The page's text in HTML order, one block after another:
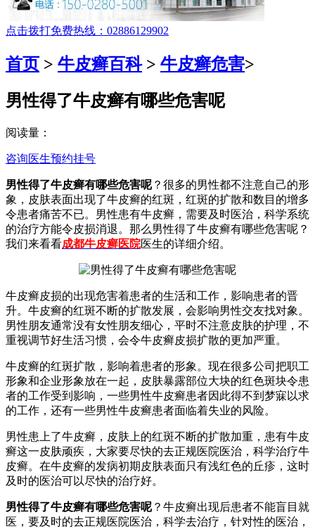
点击拨打免费热线：02886129902
首页 > 牛皮癣百科> 牛皮癣危害>
男性得了牛皮癣有哪些危害呢
阅读量：
咨询医生预约挂号
男性得了牛皮癣有哪些危害呢？很多的男性都不注意自己的形
象，皮肤表面出现了牛皮癣的红斑，红斑的扩散和数目的增多
令患者痛苦不已。男性患有牛皮癣，需要及时医治，科学系统
的治疗方能令皮损消退。那么男性得了牛皮癣有哪些危害呢？
我们来看看成都牛皮癣医院医生的详细介绍。
牛皮癣皮损的出现危害着患者的生活和工作，影响患者的晋
升。牛皮癣的红斑不断的扩散发展，会影响男性交友找对象。
男性朋友通常没有女性朋友细心，平时不注意皮肤的护理，不
重视调节好生活习惯，会令牛皮癣皮损扩散的更加严重。
牛皮癣的红斑扩散，影响着患者的形象。现在很多公司把职工
形象和企业形象放在一起，皮肤暴露部位大块的红色斑块令患
者的工作受到影响，一些男性牛皮癣患者因此得不到梦寐以求
的工作，还有一些男性牛皮癣患者面临着失业的风险。
男性患上了牛皮癣，皮肤上的红斑不断的扩散加重，患有牛皮
癣这一皮肤顽疾，大家要尽快的去正规医院医治，科学治疗牛
皮癣。在牛皮癣的发病初期皮肤表面只有浅红色的丘疹，这时
及时的医治可以尽快的治疗好。
男性得了牛皮癣有哪些危害呢？牛皮癣出现后患者不能盲目就
医，要及时的去正规医院医治，科学去治疗，针对性的医治，